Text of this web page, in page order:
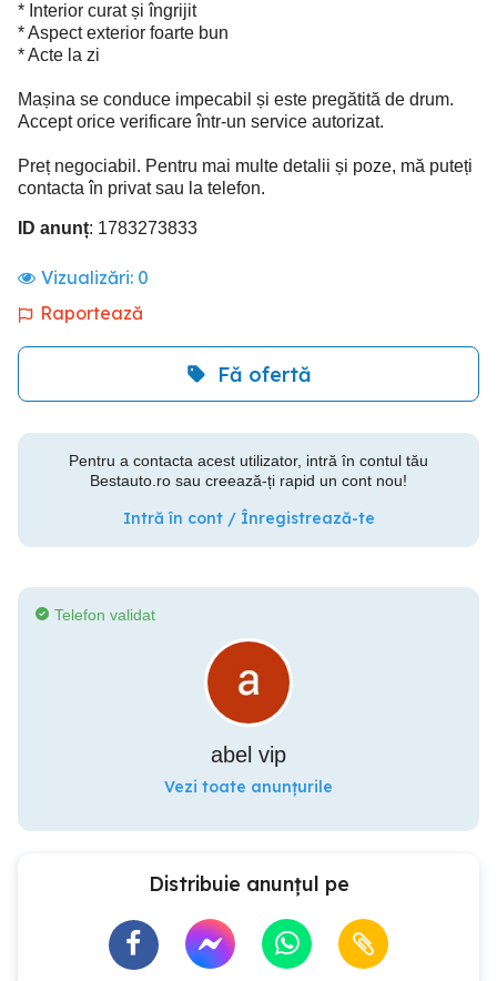
* Interior curat și îngrijit
* Aspect exterior foarte bun
* Acte la zi
Mașina se conduce impecabil și este pregătită de drum.
Accept orice verificare într-un service autorizat.
Preț negociabil. Pentru mai multe detalii și poze, mă puteți
contacta în privat sau la telefon.
ID anunț: 1783273833
Vizualizări: 0
Raportează
Fă ofertă
Pentru a contacta acest utilizator, intră în contul tău
Bestauto.ro sau creează-ți rapid un cont nou!
Intră în cont / Înregistrează-te
Telefon validat
abel vip
Vezi toate anunțurile
Distribuie anunțul pe